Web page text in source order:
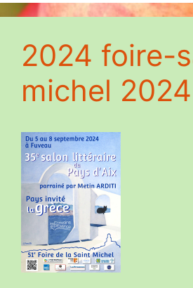
2024 foire-
michel 2024